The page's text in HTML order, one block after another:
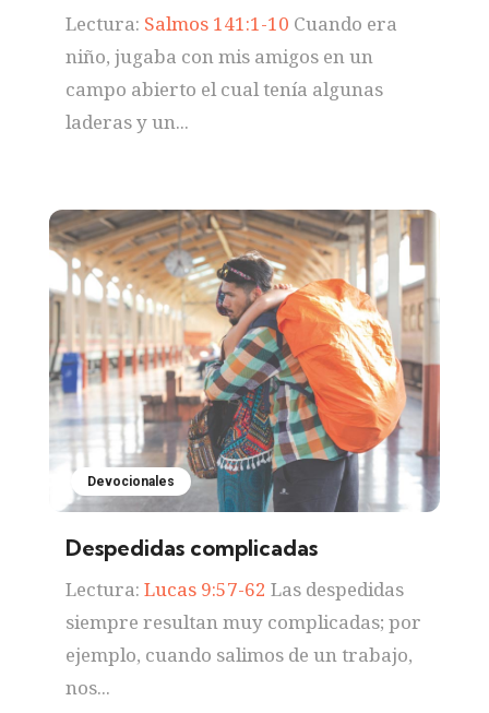
Lectura: Salmos 141:1-10 Cuando era
niño, jugaba con mis amigos en un
campo abierto el cual tenía algunas
laderas y un...
Devocionales
Despedidas complicadas
Lectura: Lucas 9:57-62 Las despedidas
siempre resultan muy complicadas; por
ejemplo, cuando salimos de un trabajo,
nos...